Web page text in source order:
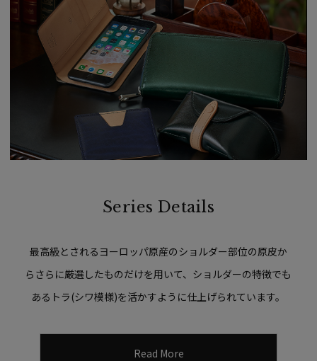
Series Details
最高級とされるヨーロッパ原産のショルダー部位の原皮か
らさらに厳選したものだけを用いて、ショルダーの特徴でも
あるトラ(シワ模様)を活かすように仕上げられています。
Read More